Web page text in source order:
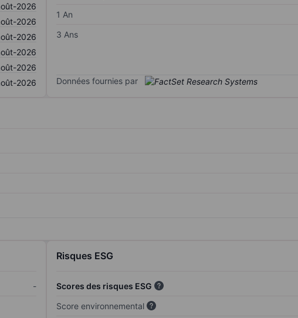
2026
2026
2026
2026
2026
2026
1 An
3 Ans
Données fournies par
-
Risques ESG
Scores des risques ESG
Score environnemental